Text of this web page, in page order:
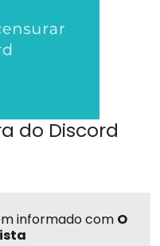
do Discord
informado com O